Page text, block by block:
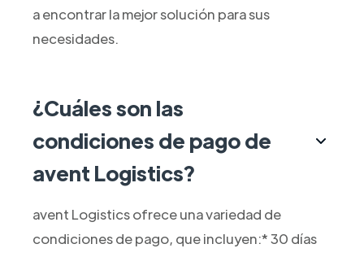
a encontrar la mejor solución para sus
necesidades.
¿Cuáles son las
condiciones de pago de
avent Logistics?
avent Logistics ofrece una variedad de
condiciones de pago, que incluyen:* 30 días